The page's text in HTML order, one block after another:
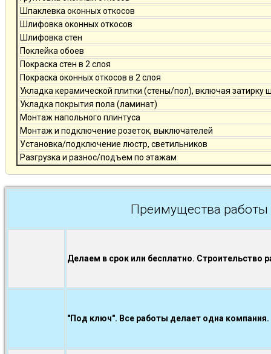
Шпаклевка оконных откосов
Шлифовка оконных откосов
Шлифовка стен
Поклейка обоев
Покраска стен в 2 слоя
Покраска оконных откосов в 2 слоя
Укладка керамической плитки (стены/пол), включая затирку
Укладка покрытия пола (ламинат)
Монтаж напольного плинтуса
Монтаж и подключение розеток, выключателей
Установка/подключение люстр, светильников
Разгрузка и разнос/подъем по этажам
Преимущества
Делаем в срок или бесплатно. Строительство
"Под ключ". Все работы делает одна компания.